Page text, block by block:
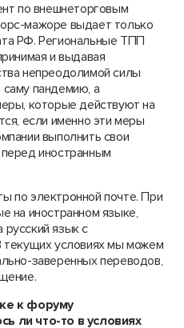
по внешнеторговым
мажоре выдает только
РФ. Региональные ТПП
и выдавая
непреодолимой силы
пандемию, а
которые действуют на
если именно эти меры
выполнить свои
иностранным
по электронной почте. При
на иностранном языке,
язык с
текущих условиях мы можем
заверенных переводов,
к форуму
ли что-то в условиях